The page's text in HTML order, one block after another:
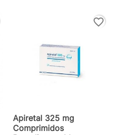
favorite_border
Apiretal 325 mg
Comprimidos